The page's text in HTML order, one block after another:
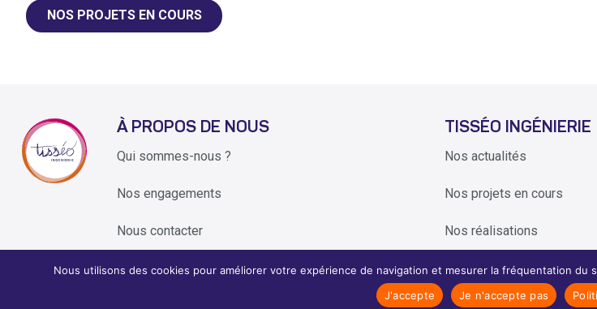
NOS PROJETS EN COURS
À PROPOS DE NOUS
Qui sommes-nous ?
Nos engagements
Nous contacter
TISSÉO INGÉNIERIE
Nos actualités
Nos projets en cours
Nos réalisations
Nous utilisons des cookies pour améliorer votre expérience de navigation et mesurer la fréquentation
J'accepte
Je n'accepte pas